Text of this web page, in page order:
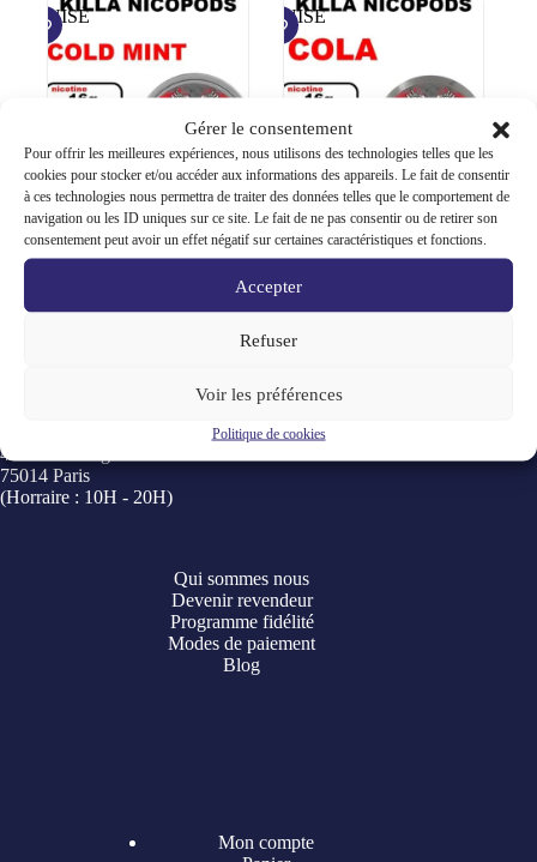
Gérer le consentement
Pour offrir les meilleures expériences, nous utilisons des technologies telles que les
cookies pour stocker et/ou accéder aux informations des appareils. Le fait de consentir
à ces technologies nous permettra de traiter des données telles que le comportement de
navigation ou les ID uniques sur ce site. Le fait de ne pas consentir ou de retirer son
consentement peut avoir un effet négatif sur certaines caractéristiques et fonctions.
Accepter
Refuser
Voir les préférences
Politique de cookies
ÉPUISÉ
Snus KILLA 11mg Nicotine
pouches sans tabac – Cold
mint (Menthe intense), 11mg
ÉPUISÉ
Snus KILLA 11mg Nicotine
pouches sans tabac – Cola,
41 Rue de la gaité
75014 Paris
(Horraire : 10H - 20H)
Qui sommes nous
Devenir revendeur
Programme fidélité
Modes de paiement
Blog
Mon compte